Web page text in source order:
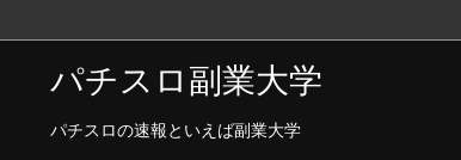
パチスロ副業大学
パチスロの速報といえば副業大学